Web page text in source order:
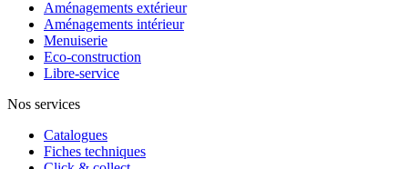
Aménagements extérieur
Aménagements intérieur
Menuiserie
Eco-construction
Libre-service
Nos services
Catalogues
Fiches techniques